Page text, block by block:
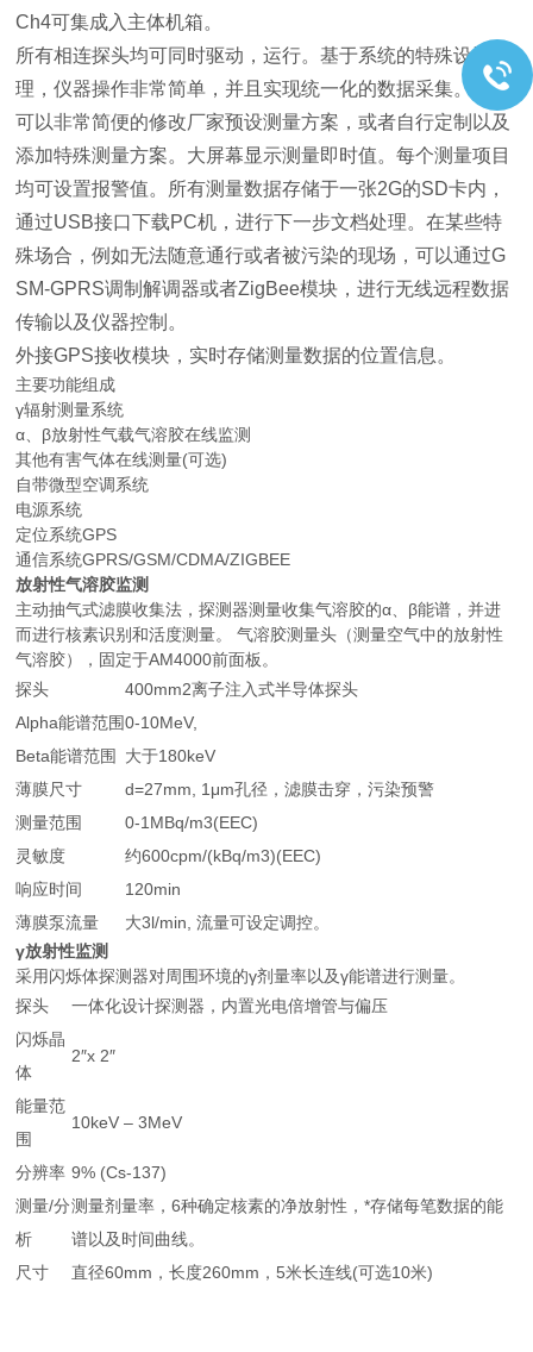
Ch4可集成入主体机箱。
所有相连探头均可同时驱动，运行。基于系统的特殊设计原
理，仪器操作非常简单，并且实现统一化的数据采集。客户
可以非常简便的修改厂家预设测量方案，或者自行定制以及
添加特殊测量方案。大屏幕显示测量即时值。每个测量项目
均可设置报警值。所有测量数据存储于一张2G的SD卡内，
通过USB接口下载PC机，进行下一步文档处理。在某些特
殊场合，例如无法随意通行或者被污染的现场，可以通过G
SM-GPRS调制解调器或者ZigBee模块，进行无线远程数据
传输以及仪器控制。
外接GPS接收模块，实时存储测量数据的位置信息。
主要功能组成
γ辐射测量系统
α、β放射性气载气溶胶在线监测
其他有害气体在线测量(可选)
自带微型空调系统
电源系统
定位系统GPS
通信系统GPRS/GSM/CDMA/ZIGBEE
放射性气溶胶监测
主动抽气式滤膜收集法，探测器测量收集气溶胶的α、β能谱，并进
而进行核素识别和活度测量。 气溶胶测量头（测量空气中的放射性
气溶胶），固定于AM4000前面板。
探头
400mm2离子注入式半导体探头
Alpha能谱范围0-10MeV,
Beta能谱范围
大于180keV
薄膜尺寸
d=27mm, 1μm孔径，滤膜击穿，污染预警
测量范围
0-1MBq/m3(EEC)
灵敏度
约600cpm/(kBq/m3)(EEC)
响应时间
120min
薄膜泵流量
大3l/min, 流量可设定调控。
γ放射性监测
采用闪烁体探测器对周围环境的γ剂量率以及γ能谱进行测量。
探头
一体化设计探测器，内置光电倍增管与偏压
闪烁晶
体
2″x 2″
能量范
围
10keV – 3MeV
分辨率 9% (Cs-137)
测量/分
析
测量剂量率，6种确定核素的净放射性，*存储每笔数据的能
谱以及时间曲线。
尺寸
直径60mm，长度260mm，5米长连线(可选10米)